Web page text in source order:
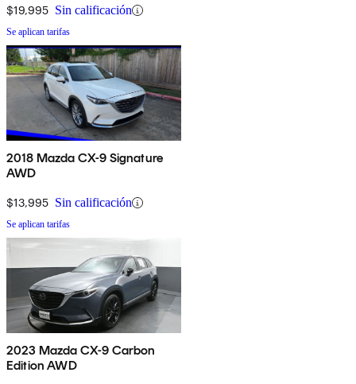
$19,995 Sin calificación
Se aplican tarifas
2018 Mazda CX-9 Signature
AWD
$13,995 Sin calificación
Se aplican tarifas
2023 Mazda CX-9 Carbon
Edition AWD